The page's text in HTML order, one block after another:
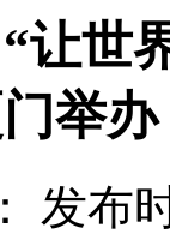
让世
举办
发布